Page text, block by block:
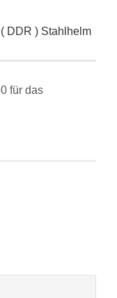
DDR ) Stahlhelm
für das